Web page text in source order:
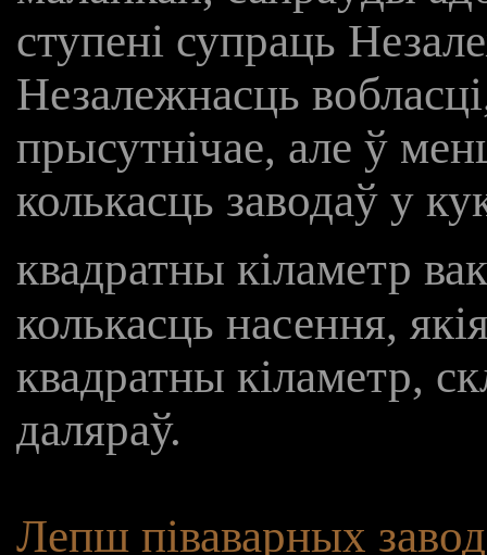
ступені супраць
Незалежнасць
прысутнічае, але ў
колькасць заводаў у
квадратны кіламетр
колькасць насення,
квадратны кіламетр,
даляраў.
Лепш піваварных